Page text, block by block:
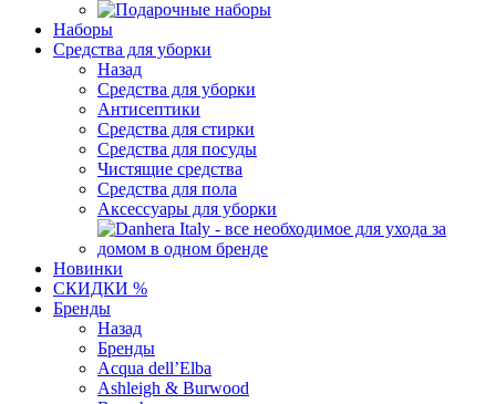
Наборы
Средства для уборки
Назад
Средства для уборки
Антисептики
Средства для стирки
Средства для посуды
Чистящие средства
Средства для пола
Аксессуары для уборки
Новинки
СКИДКИ %
Бренды
Назад
Бренды
Acqua dell’Elba
Ashleigh & Burwood